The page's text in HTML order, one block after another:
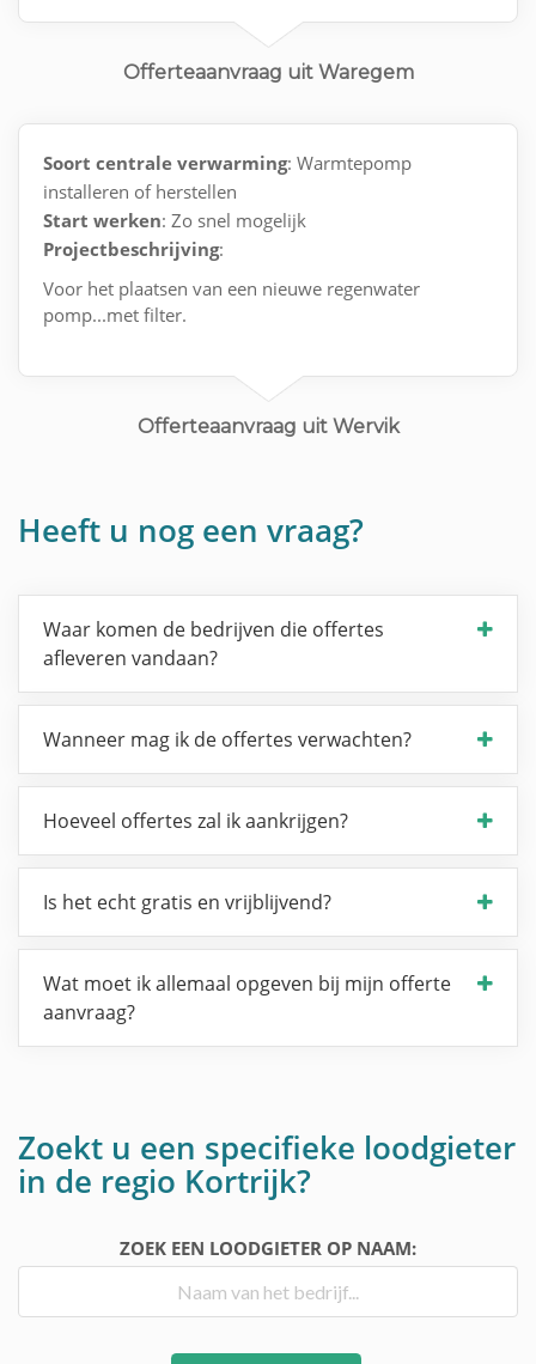
Offerteaanvraag uit Waregem
Soort centrale verwarming: Warmtepomp
installeren of herstellen
Start werken: Zo snel mogelijk
Projectbeschrijving:
Voor het plaatsen van een nieuwe regenwater
pomp...met filter.
Offerteaanvraag uit Wervik
Heeft u nog een vraag?
Waar komen de bedrijven die offertes
afleveren vandaan?
Wanneer mag ik de offertes verwachten?
Hoeveel offertes zal ik aankrijgen?
Is het echt gratis en vrijblijvend?
Wat moet ik allemaal opgeven bij mijn offerte
aanvraag?
Zoekt u een specifieke loodgieter
in de regio Kortrijk?
ZOEK EEN LOODGIETER OP NAAM: